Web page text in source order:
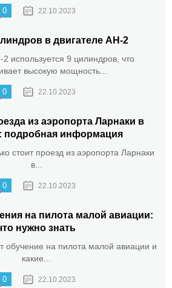
0 22.10.2023
в двигателе АН-2
используется 9 цилиндров, что
высокую мощность...
0 22.10.2023
из аэропорта Ларнаки в
подробная информация
стоит проезд из аэропорта Ларнаки
в...
0 22.10.2023
на пилота малой авиации:
нужно знать
обучение на пилота малой авиации и
какие...
0 22.10.2023